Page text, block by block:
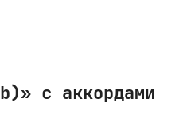
с аккордами